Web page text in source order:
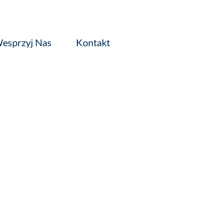
Nas Kontakt